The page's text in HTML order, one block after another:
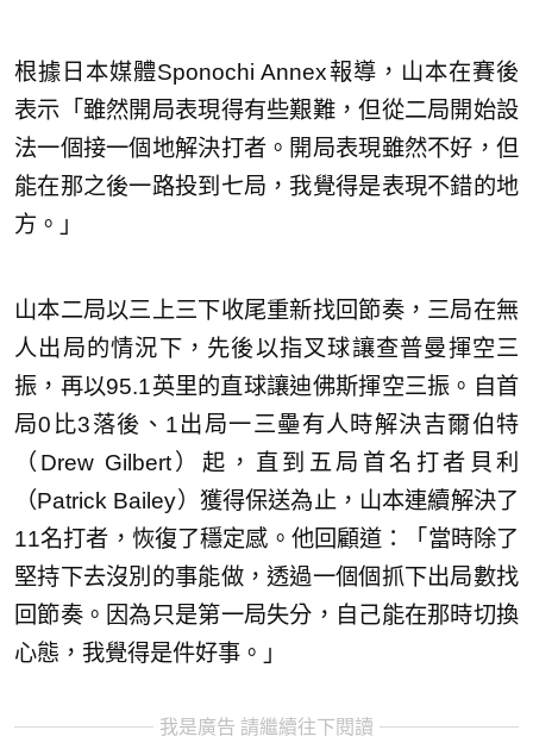
根據日本媒體Sponochi Annex報導，山本在賽後
表示「雖然開局表現得有些艱難，但從二局開始設
法一個接一個地解決打者。開局表現雖然不好，但
能在那之後一路投到七局，我覺得是表現不錯的地
方。」
山本二局以三上三下收尾重新找回節奏，三局在無
人出局的情況下，先後以指叉球讓查普曼揮空三
振，再以95.1英里的直球讓迪佛斯揮空三振。自首
局0比3落後、1出局一三壘有人時解決吉爾伯特
（Drew Gilbert）起，直到五局首名打者貝利
（Patrick Bailey）獲得保送為止，山本連續解決了
11名打者，恢復了穩定感。他回顧道：「當時除了
堅持下去沒別的事能做，透過一個個抓下出局數找
回節奏。因為只是第一局失分，自己能在那時切換
心態，我覺得是件好事。」
我是廣告 請繼續往下閱讀